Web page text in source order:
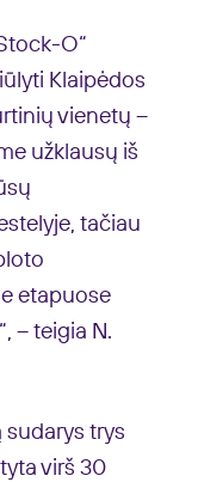
O“
Klaipėdos
vienetų –
užklausų iš
tačiau
etapuose
– teigia N.
sudarys trys
virš 30